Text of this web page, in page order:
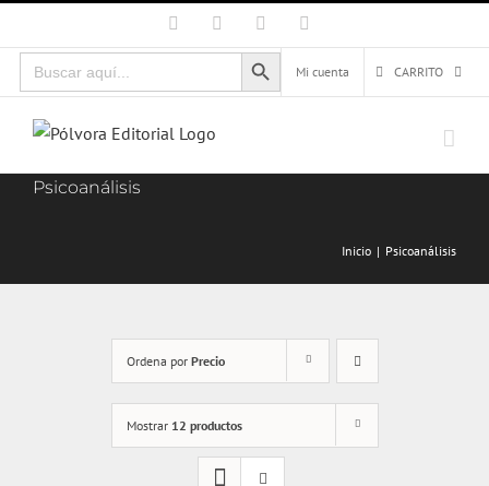
al
contenido
Facebook Instagram
Buscar:
Botón de búsqueda
Mi cuenta
CARRITO
Psicoanálisis
Inicio Psicoanálisis
Ordena por Precio
Mostrar 12 productos